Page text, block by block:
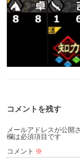
コメントを残す
メールアドレスが公開
欄は必須項目です
コメント ※